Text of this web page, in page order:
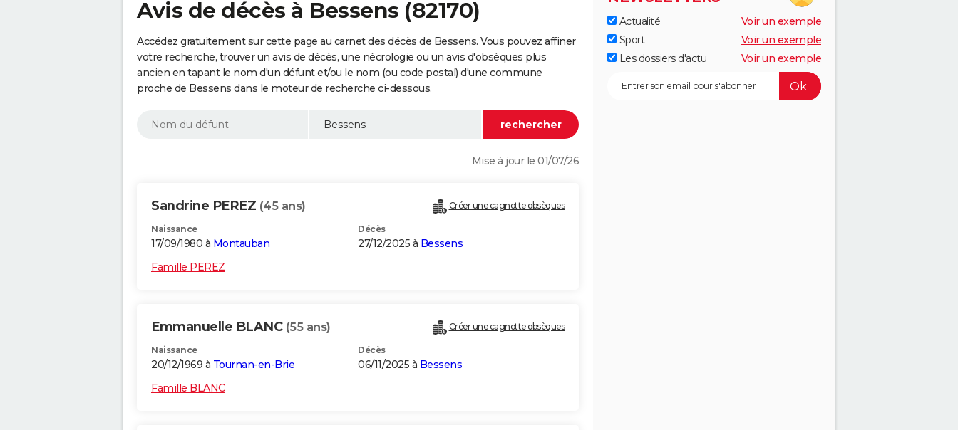
Avis de décès à Bessens (82170)
Accédez gratuitement sur cette page au carnet des décès de Bessens. Vous pouvez affiner
votre recherche, trouver un avis de décès, une nécrologie ou un avis d'obsèques plus
ancien en tapant le nom d'un défunt et/ou le nom (ou code postal) d'une commune
proche de Bessens dans le moteur de recherche ci-dessous.
Mise à jour le 01/07/26
Sandrine PEREZ (45 ans) Créer une cagnotte obsèques
Naissance
17/09/1980 à Montauban
Décès
27/12/2025 à Bessens
Famille PEREZ
Emmanuelle BLANC (55 ans) Créer une cagnotte obsèques
Naissance
20/12/1969 à Tournan-en-Brie
Décès
06/11/2025 à Bessens
Famille BLANC
Actualité
Voir un exemple
Sport
Voir un exemple
Les dossiers d'actu
Voir un exemple